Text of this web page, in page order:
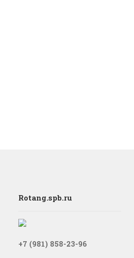
Rotang.spb.ru
+7 (981) 858-23-96